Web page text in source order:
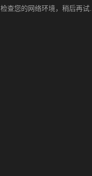
检查您的网络环境，稍后再试...